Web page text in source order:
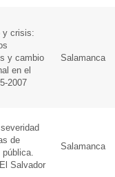
y crisis:
y cambio
en el
2007
Salamanca
de
Salvador
Salamanca